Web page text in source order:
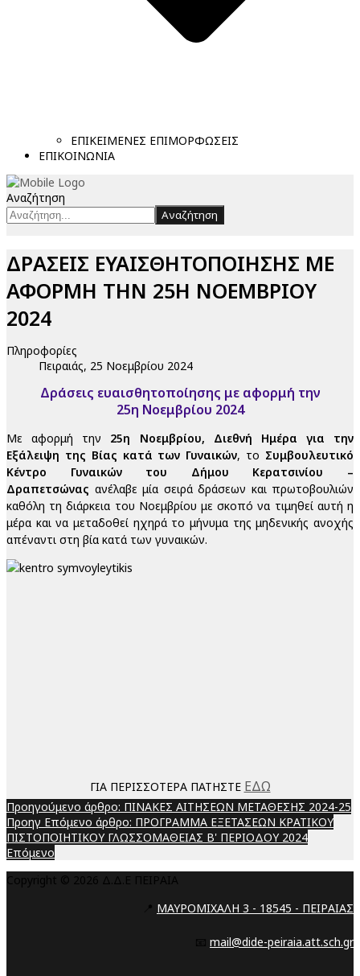
ΕΠΙΚΕΙΜΕΝΕΣ ΕΠΙΜΟΡΦΩΣΕΙΣ
ΕΠΙΚΟΙΝΩΝΙΑ
Αναζήτηση
Αναζήτηση
ΔΡΑΣΕΙΣ ΕΥΑΙΣΘΗΤΟΠΟΙΗΣΗΣ ΜΕ
ΑΦΟΡΜΗ ΤΗΝ 25Η ΝΟΕΜΒΡΙΟΥ
2024
Πληροφορίες
Πειραιάς, 25 Νοεμβρίου 2024
Δράσεις ευαισθητοποίησης με αφορμή την
25η Νοεμβρίου 2024
Με αφορμή την 25η Νοεμβρίου, Διεθνή Ημέρα για την
Εξάλειψη της Βίας κατά των Γυναικών, το Συμβουλευτικό
Κέντρο Γυναικών του Δήμου Κερατσινίου –
Δραπετσώνας ανέλαβε μία σειρά δράσεων και πρωτοβουλιών
καθόλη τη διάρκεια του Νοεμβρίου με σκοπό να τιμηθεί αυτή η
μέρα και να μεταδοθεί ηχηρά το μήνυμα της μηδενικής ανοχής
απέναντι στη βία κατά των γυναικών.
ΓΙΑ ΠΕΡΙΣΣΟΤΕΡΑ ΠΑΤΗΣΤΕ ΕΔΩ
Προηγούμενο άρθρο: ΠΙΝΑΚΕΣ ΑΙΤΗΣΕΩΝ ΜΕΤΑΘΕΣΗΣ 2024-25
Προηγ Επόμενο άρθρο: ΠΡΟΓΡΑΜΜΑ ΕΞΕΤΑΣΕΩΝ ΚΡΑΤΙΚΟΥ
ΠΙΣΤΟΠΟΙΗΤΙΚΟΥ ΓΛΩΣΣΟΜΑΘΕΙΑΣ Β' ΠΕΡΙΟΔΟΥ 2024
Επόμενο
Copyright © 2026 Δ.Δ.Ε ΠΕΙΡΑΙΑ
📍 ΜΑΥΡΟΜΙΧΑΛΗ 3 - 18545 - ΠΕΙΡΑΙΑΣ
📧 mail@dide-peiraia.att.sch.gr